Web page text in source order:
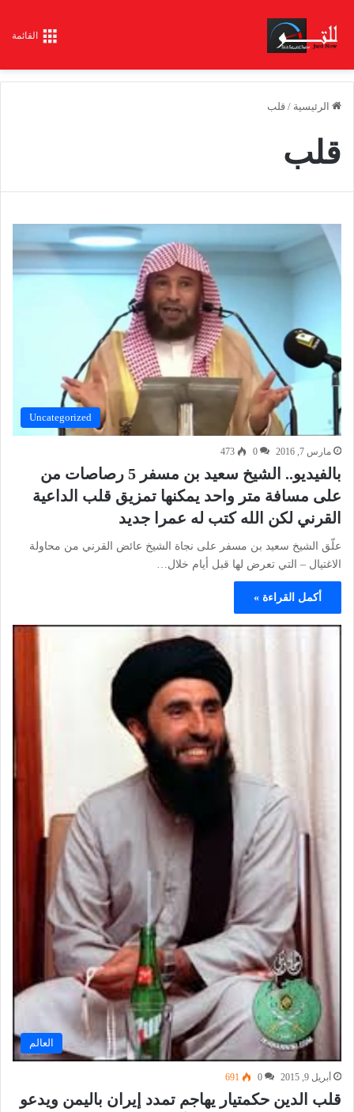
القائمة
الرئيسية / قلب
قلب
Uncategorized
مارس 7, 2016 0
473
بالفيديو.. الشيخ سعيد بن مسفر 5 رصاصات من
على مسافة متر واحد يمكنها تمزيق قلب الداعية
القرني لكن الله كتب له عمرا جديد
علّق الشيخ سعيد بن مسفر على نجاة الشيخ عائض القرني من محاولة
الاغتيال – التي تعرض لها قبل أيام خلال…
أكمل القراءة »
العالم
أبريل 9, 2015 0
691
قلب الدين حكمتيار يهاجم تمدد إيران باليمن ويدعو